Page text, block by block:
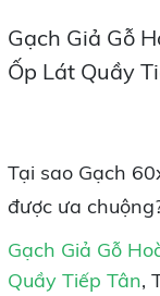
Gạch Giả Gỗ
Ốp Lát Quầy
Tại sao Gạch
được ưa
Gạch Giả Gỗ
Quầy Tiếp Tân,